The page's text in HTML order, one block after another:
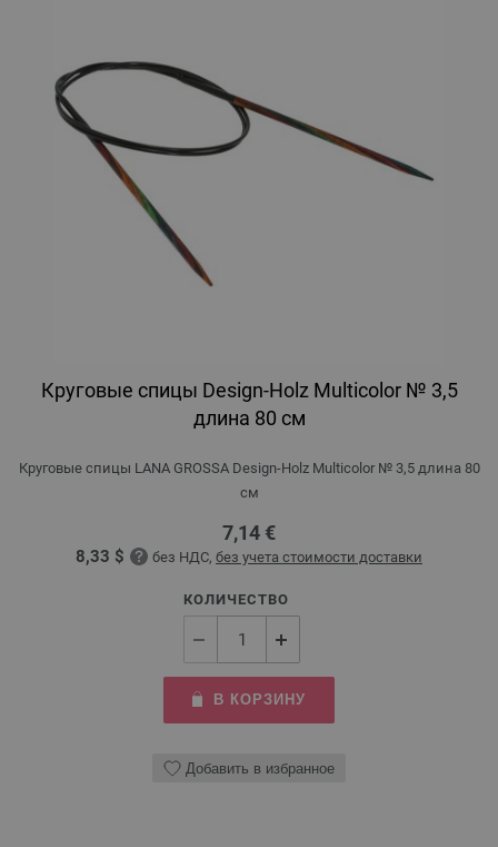
Круговые спицы Design-Holz Multicolor № 3,5
длина 80 см
Круговые спицы LANA GROSSA Design-Holz Multicolor № 3,5 длина 80
см
7,14 €
8,33 $ без НДС, без учета стоимости доставки
КОЛИЧЕСТВО
В КОРЗИНУ
Добавить в избранное